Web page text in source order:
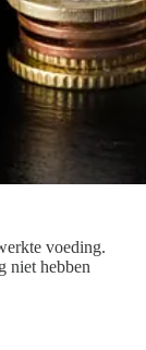
voeding.
niet hebben